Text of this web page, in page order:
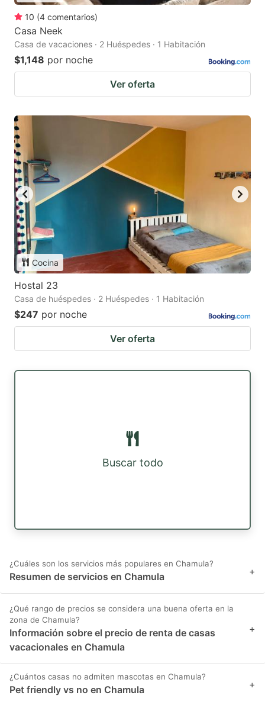
10 (4 comentarios)
Casa Neek
Casa de vacaciones · 2 Huéspedes · 1 Habitación
$1,148 por noche
Ver oferta
Cocina
Hostal 23
Casa de huéspedes · 2 Huéspedes · 1 Habitación
$247 por noche
Ver oferta
Buscar todo
¿Cuáles son los servicios más populares en Chamula?
Resumen de servicios en Chamula +
¿Qué rango de precios se considera una buena oferta en la
zona de Chamula?
Información sobre el precio de renta de casas
vacacionales en Chamula
+
¿Cuántos casas no admiten mascotas en Chamula?
Pet friendly vs no en Chamula +